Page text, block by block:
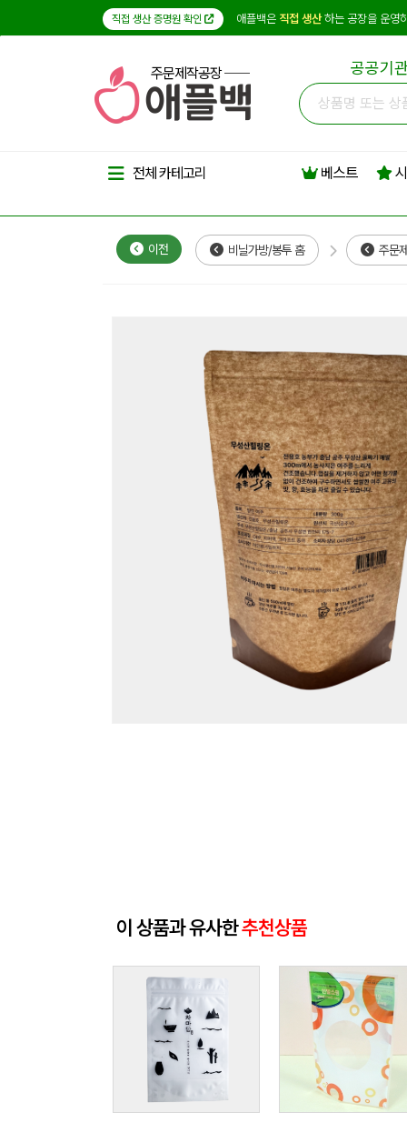
직접 생산 증명원 확인 애플백은 직접 생산하는 공장을 운영
주문제작공장 공공기
전체 카테고리 베스트
이전 비닐가방/봉투 홈 주문
이 상품과 유사한추천상품